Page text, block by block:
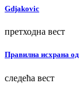
Gdjakovic
претходна вест
Правилна исхрана
следећа вест